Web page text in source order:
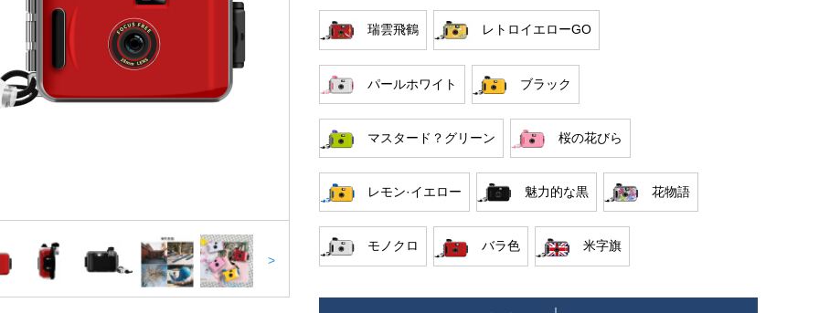
>
瑞雲飛鶴 レトロイエローGO
パールホワイト ブラック
マスタード？グリーン 桜の花びら
レモン·イエロー 魅力的な黒 花物語
モノクロ バラ色 米字旗